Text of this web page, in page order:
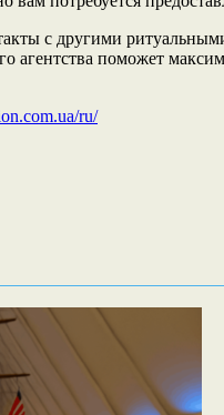
с другими
агентства поможет
ru/